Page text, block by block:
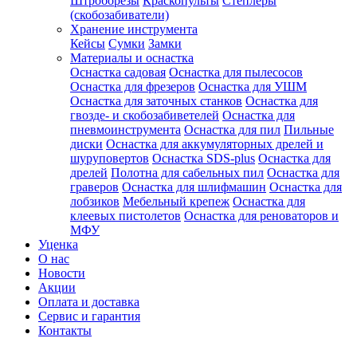
(скобозабиватели)
Хранение инструмента
Кейсы Сумки Замки
Материалы и оснастка
Оснастка садовая Оснастка для пылесосов
Оснастка для фрезеров Оснастка для УШМ
Оснастка для заточных станков Оснастка для
гвозде- и скобозабиветелей Оснастка для
пневмоинструмента Оснастка для пил Пильные
диски Оснастка для аккумуляторных дрелей и
шуруповертов Оснастка SDS-plus Оснастка для
дрелей Полотна для сабельных пил Оснастка для
граверов Оснастка для шлифмашин Оснастка для
лобзиков Мебельный крепеж Оснастка для
клеевых пистолетов Оснастка для реноваторов и
МФУ
Уценка
О нас
Новости
Акции
Оплата и доставка
Сервис и гарантия
Контакты